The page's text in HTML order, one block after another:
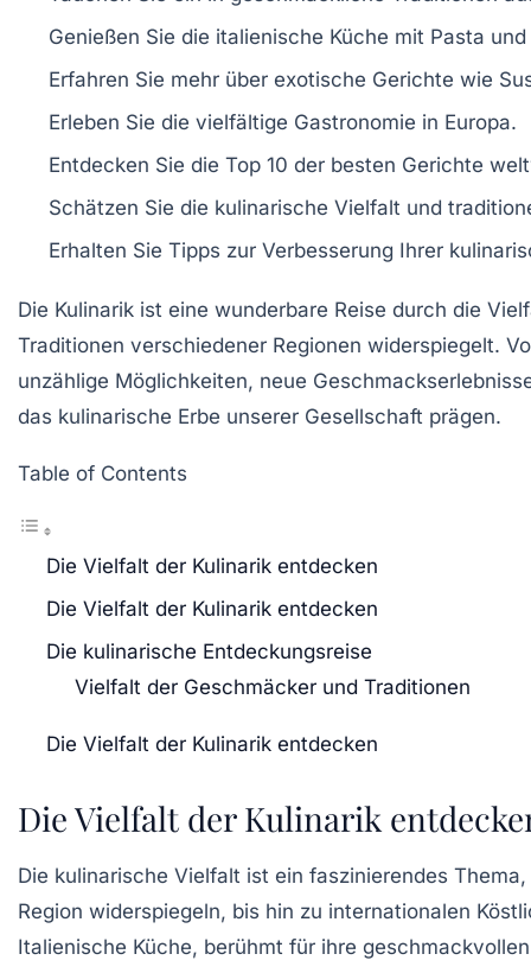
Genießen Sie die italienische Küche mit Pasta und
Erfahren Sie mehr über exotische Gerichte wie
Erleben Sie die vielfältige Gastronomie in Europa.
Entdecken Sie die Top 10 der besten Gerichte
Schätzen Sie die kulinarische Vielfalt und
Erhalten Sie Tipps zur Verbesserung Ihrer
Die Kulinarik ist eine wunderbare Reise durch die
Traditionen verschiedener Regionen widerspiegelt.
unzählige Möglichkeiten, neue
das kulinarische Erbe unserer Gesellschaft prägen.
Table of Contents
Die Vielfalt der Kulinarik entdecken
Die Vielfalt der Kulinarik entdecken
Die kulinarische Entdeckungsreise
Vielfalt der Geschmäcker und Traditionen
Die Vielfalt der Kulinarik entdecken
Die Vielfalt der Kulinarik
Die kulinarische Vielfalt ist ein faszinierendes
Region widerspiegeln, bis hin zu internationalen
Italienische Küche, berühmt für ihre